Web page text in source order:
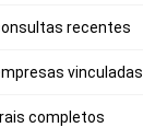
recentes
vinculadas
completos